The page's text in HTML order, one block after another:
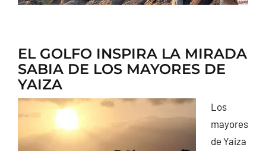
EL GOLFO INSPIRA LA MIRADA
SABIA DE LOS MAYORES DE
YAIZA
Los
mayores
de Yaiza